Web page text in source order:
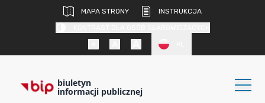
MAPA STRONY
INSTRUKCJA
biuletyn
informacji publicznej